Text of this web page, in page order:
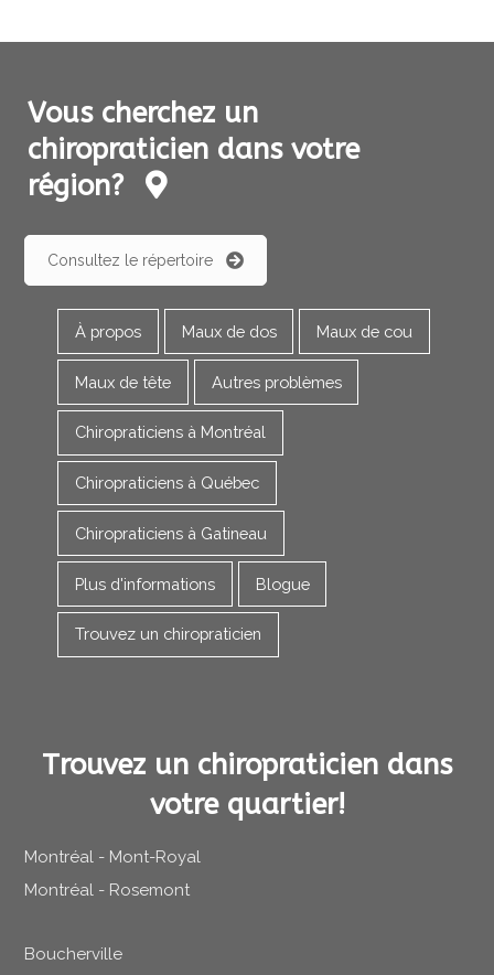
Vous cherchez un
chiropraticien dans votre
région?
Consultez le répertoire
À propos Maux de dos Maux de cou
Maux de tête Autres problèmes
Chiropraticiens à Montréal
Chiropraticiens à Québec
Chiropraticiens à Gatineau
Plus d'informations Blogue
Trouvez un chiropraticien
Trouvez un chiropraticien dans
votre quartier!
Montréal - Mont-Royal
Montréal - Rosemont
Boucherville